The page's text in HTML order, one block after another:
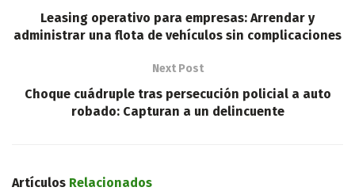
Leasing operativo para empresas: Arrendar y
administrar una flota de vehículos sin complicaciones
Next Post
Choque cuádruple tras persecución policial a auto
robado: Capturan a un delincuente
Artículos Relacionados